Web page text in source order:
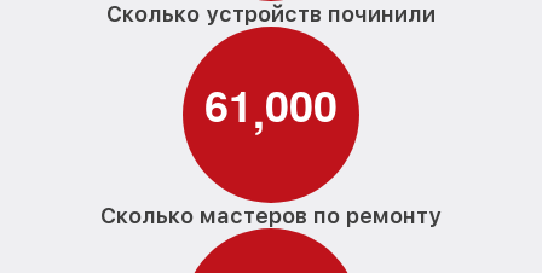
Сколько устройств починили
61,000
Сколько мастеров по ремонту